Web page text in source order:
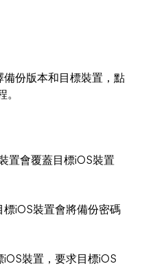
備份版本和目標裝置，點
。
置會覆蓋目標iOS裝置
標iOS裝置會將備份密碼
iOS裝置，要求目標iOS